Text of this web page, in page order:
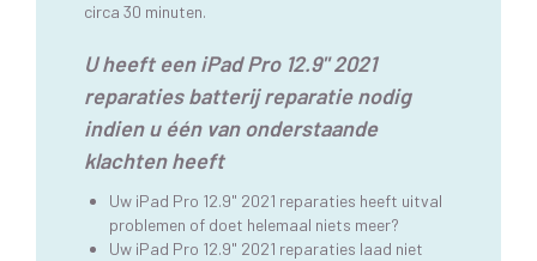
circa 30 minuten.
U heeft een iPad Pro 12.9" 2021
reparaties batterij reparatie nodig
indien u één van onderstaande
klachten heeft
Uw iPad Pro 12.9" 2021 reparaties heeft uitval
problemen of doet helemaal niets meer?
Uw iPad Pro 12.9" 2021 reparaties laad niet